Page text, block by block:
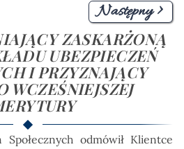
Następny >
ZASKARŻONĄ
UBEZPIECZEŃ
I PRZYZNAJĄCY
WCZEŚNIEJSZEJ
Społecznych odmówił Klientce